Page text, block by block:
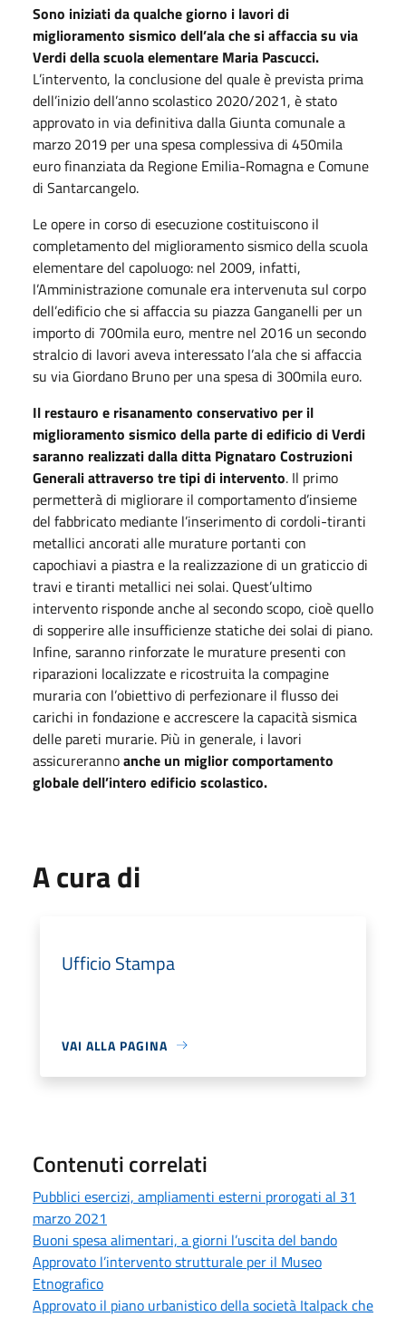
Sono iniziati da qualche giorno i lavori di
miglioramento sismico dell’ala che si affaccia su via
Verdi della scuola elementare Maria Pascucci.
L’intervento, la conclusione del quale è prevista prima
dell’inizio dell’anno scolastico 2020/2021, è stato
approvato in via definitiva dalla Giunta comunale a
marzo 2019 per una spesa complessiva di 450mila
euro finanziata da Regione Emilia-Romagna e Comune
di Santarcangelo.
Le opere in corso di esecuzione costituiscono il
completamento del miglioramento sismico della scuola
elementare del capoluogo: nel 2009, infatti,
l’Amministrazione comunale era intervenuta sul corpo
dell’edificio che si affaccia su piazza Ganganelli per un
importo di 700mila euro, mentre nel 2016 un secondo
stralcio di lavori aveva interessato l’ala che si affaccia
su via Giordano Bruno per una spesa di 300mila euro.
Il restauro e risanamento conservativo per il
miglioramento sismico della parte di edificio di Verdi
saranno realizzati dalla ditta Pignataro Costruzioni
Generali attraverso tre tipi di intervento. Il primo
permetterà di migliorare il comportamento d’insieme
del fabbricato mediante l’inserimento di cordoli-tiranti
metallici ancorati alle murature portanti con
capochiavi a piastra e la realizzazione di un graticcio di
travi e tiranti metallici nei solai. Quest’ultimo
intervento risponde anche al secondo scopo, cioè quello
di sopperire alle insufficienze statiche dei solai di piano.
Infine, saranno rinforzate le murature presenti con
riparazioni localizzate e ricostruita la compagine
muraria con l’obiettivo di perfezionare il flusso dei
carichi in fondazione e accrescere la capacità sismica
delle pareti murarie. Più in generale, i lavori
assicurerannoanche un miglior comportamento
globale dell’intero edificio scolastico.
A cura di
Ufficio Stampa
VAI ALLA PAGINA
Contenuti correlati
Pubblici esercizi, ampliamenti esterni prorogati al 31
marzo 2021
Buoni spesa alimentari, a giorni l’uscita del bando
Approvato l’intervento strutturale per il Museo
Etnografico
Approvato il piano urbanistico della società Italpack che